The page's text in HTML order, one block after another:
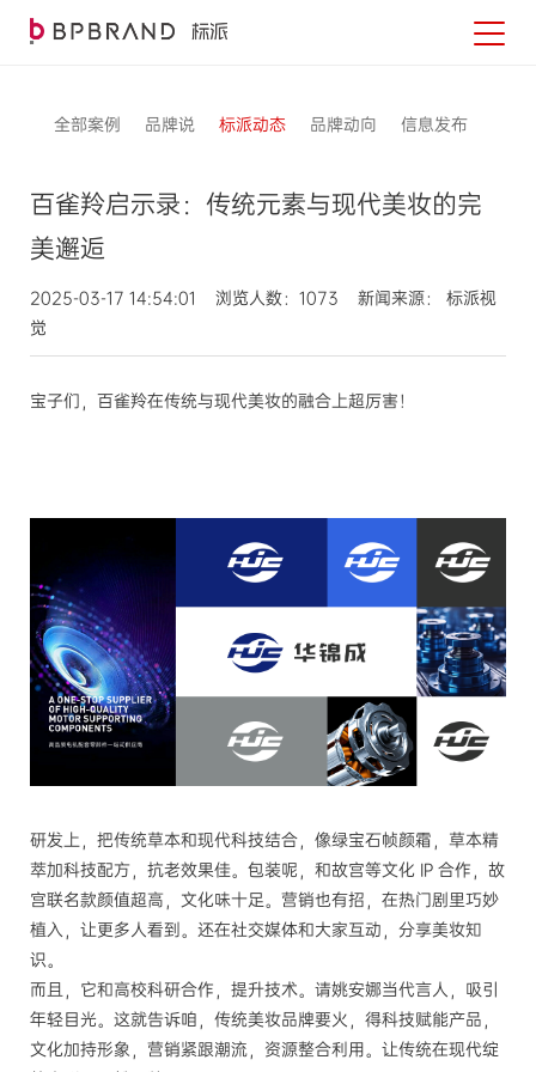
全部案例 品牌说 标派动态 品牌动向 信息发布
百雀羚启示录：传统元素与现代美妆的完
美邂逅
2025-03-17 14:54:01 浏览人数：1073 新闻来源： 标派视
觉
宝子们，百雀羚在传统与现代美妆的融合上超厉害！
研发上，把传统草本和现代科技结合，像绿宝石帧颜霜，草本精
萃加科技配方，抗老效果佳。包装呢，和故宫等文化 IP 合作，故
宫联名款颜值超高，文化味十足。营销也有招，在热门剧里巧妙
植入，让更多人看到。还在社交媒体和大家互动，分享美妆知
识。
而且，它和高校科研合作，提升技术。请姚安娜当代言人，吸引
年轻目光。这就告诉咱，传统美妆品牌要火，得科技赋能产品，
文化加持形象，营销紧跟潮流，资源整合利用。让传统在现代绽